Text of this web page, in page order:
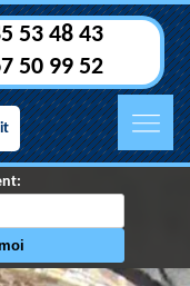
53 48 43
50 99 52